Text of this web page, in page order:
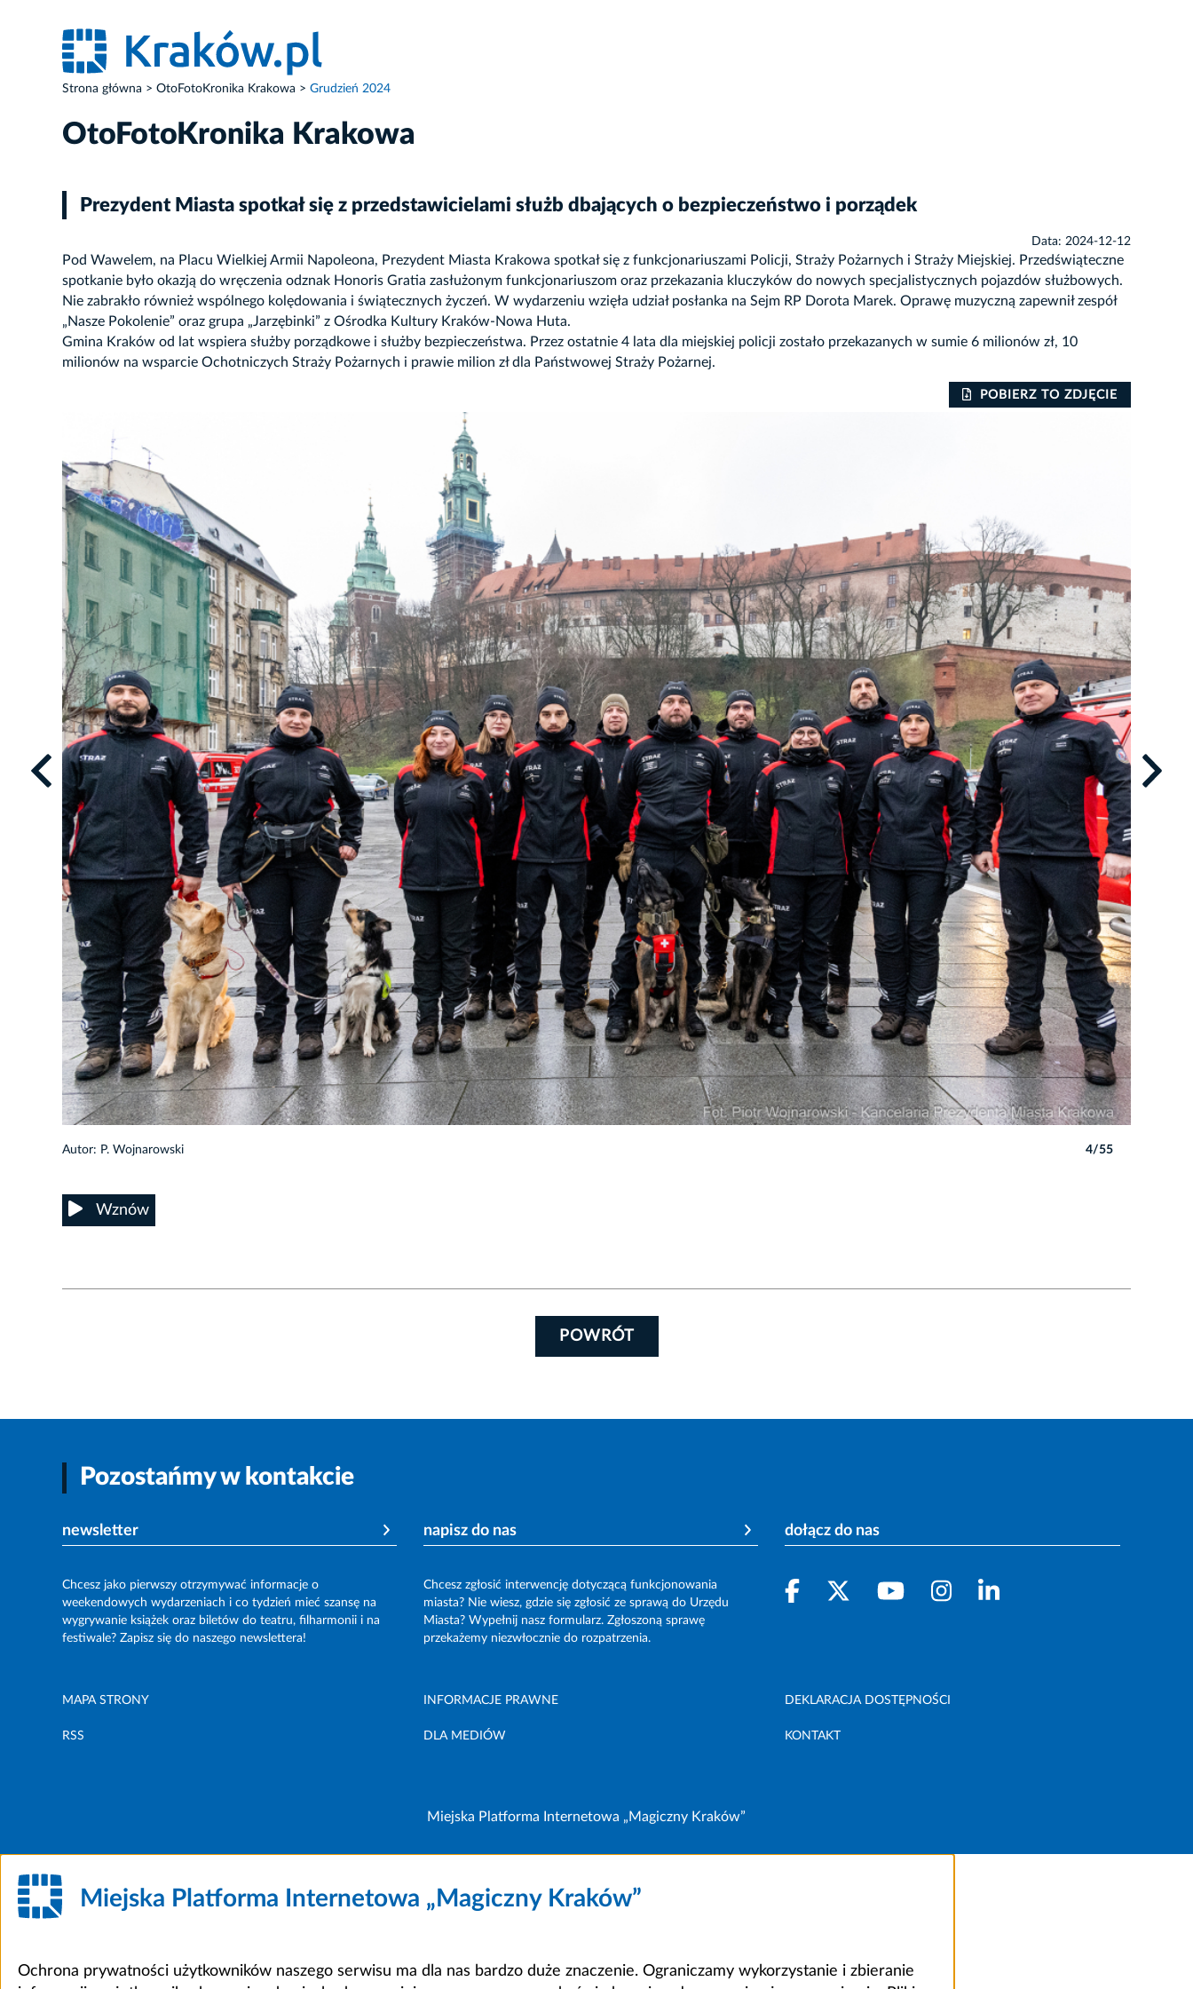
Strona główna OtoFotoKronika Krakowa Grudzień 2024
OtoFotoKronika Krakowa
Prezydent Miasta spotkał się z przedstawicielami służb dbających o bezpieczeństwo i porządek
Data: 2024-12-12
Pod Wawelem, na Placu Wielkiej Armii Napoleona, Prezydent Miasta Krakowa spotkał się z funkcjonariuszami Policji, Straży Pożarnych i Straży Miejskiej. Przedświąteczne
spotkanie było okazją do wręczenia odznak Honoris Gratia zasłużonym funkcjonariuszom oraz przekazania kluczyków do nowych specjalistycznych pojazdów służbowych.
Nie zabrakło również wspólnego kolędowania i świątecznych życzeń. W wydarzeniu wzięła udział posłanka na Sejm RP Dorota Marek. Oprawę muzyczną zapewnił zespół
„Nasze Pokolenie” oraz grupa „Jarzębinki” z Ośrodka Kultury Kraków-Nowa Huta.
Gmina Kraków od lat wspiera służby porządkowe i służby bezpieczeństwa. Przez ostatnie 4 lata dla miejskiej policji zostało przekazanych w sumie 6 milionów zł, 10
milionów na wsparcie Ochotniczych Straży Pożarnych i prawie milion zł dla Państwowej Straży Pożarnej.
POBIERZ TO ZDJĘCIE
Autor: P. Wojnarowski 4/55
Wznów
POWRÓT
Pozostańmy w kontakcie
newsletter
Chcesz jako pierwszy otrzymywać informacje o
weekendowych wydarzeniach i co tydzień mieć szansę na
wygrywanie książek oraz biletów do teatru, filharmonii i na
festiwale? Zapisz się do naszego newslettera!
napisz do nas
Chcesz zgłosić interwencję dotyczącą funkcjonowania
miasta? Nie wiesz, gdzie się zgłosić ze sprawą do Urzędu
Miasta? Wypełnij nasz formularz. Zgłoszoną sprawę
przekażemy niezwłocznie do rozpatrzenia.
dołącz do nas
MAPA STRONY INFORMACJE PRAWNE DEKLARACJA DOSTĘPNOŚCI
RSS DLA MEDIÓW KONTAKT
Miejska Platforma Internetowa „Magiczny Kraków”
Miejska Platforma Internetowa „Magiczny Kraków”
Ochrona prywatności użytkowników naszego serwisu ma dla nas bardzo duże znaczenie. Ograniczamy wykorzystanie i zbieranie